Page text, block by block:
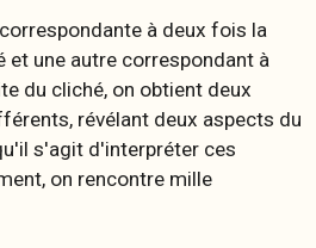
à deux fois la
et une autre correspondant à
du cliché, on obtient deux
révélant deux aspects du
s'agit d'interpréter ces
on rencontre mille